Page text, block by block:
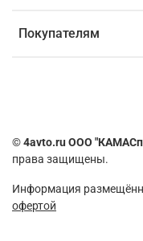
Покупателям
©4avto.ru ООО
права защищены.
Информация
офертой